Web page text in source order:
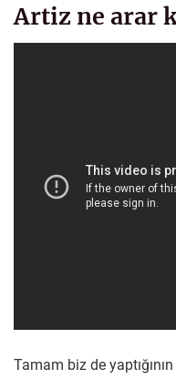
Artiz ne arar
Tamam biz de